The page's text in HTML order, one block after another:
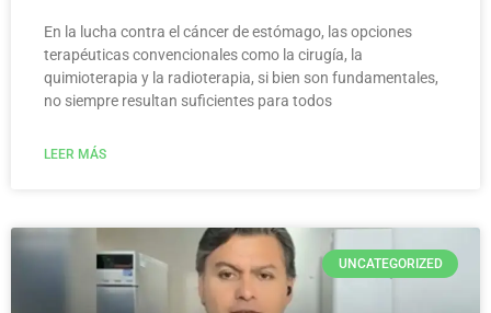
En la lucha contra el cáncer de estómago, las opciones
terapéuticas convencionales como la cirugía, la
quimioterapia y la radioterapia, si bien son fundamentales,
no siempre resultan suficientes para todos
LEER MÁS
UNCATEGORIZED